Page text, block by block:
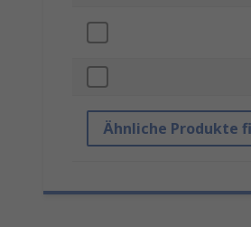
Ähnliche Produkte